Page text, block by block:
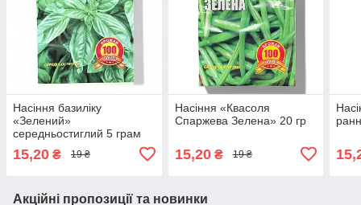
Насіння базиліку
«Зелений»
середньостиглий 5 грам
15,20 ₴ 19 ₴
Насіння «Квасоля
Спаржева Зелена» 20 гр
15,20₴ 19 ₴
Акційні пропозиції та новинки